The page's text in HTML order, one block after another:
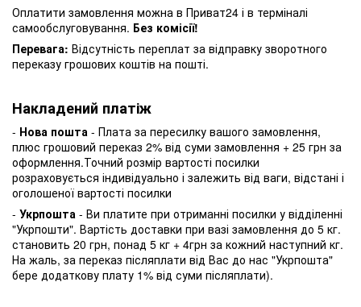
Оплатити замовлення можна в Приват24 і в терміналі
самообслуговування. Без комісії!
Перевага: Відсутність переплат за відправку зворотного
переказу грошових коштів на пошті.
Накладений платіж
- Нова пошта - Плата за пересилку вашого замовлення,
плюс грошовий переказ 2% від суми замовлення + 25 грн за
оформлення.Точний розмір вартості посилки
розраховується індивідуально і залежить від ваги, відстані і
оголошеної вартості посилки
- Укрпошта - Ви платите при отриманні посилки у відділенні
"Укрпошти". Вартість доставки при вазі замовлення до 5 кг.
становить 20 грн, понад 5 кг + 4грн за кожний наступний кг.
На жаль, за переказ післяплати від Вас до нас "Укрпошта"
бере додаткову плату 1% від суми післяплати).